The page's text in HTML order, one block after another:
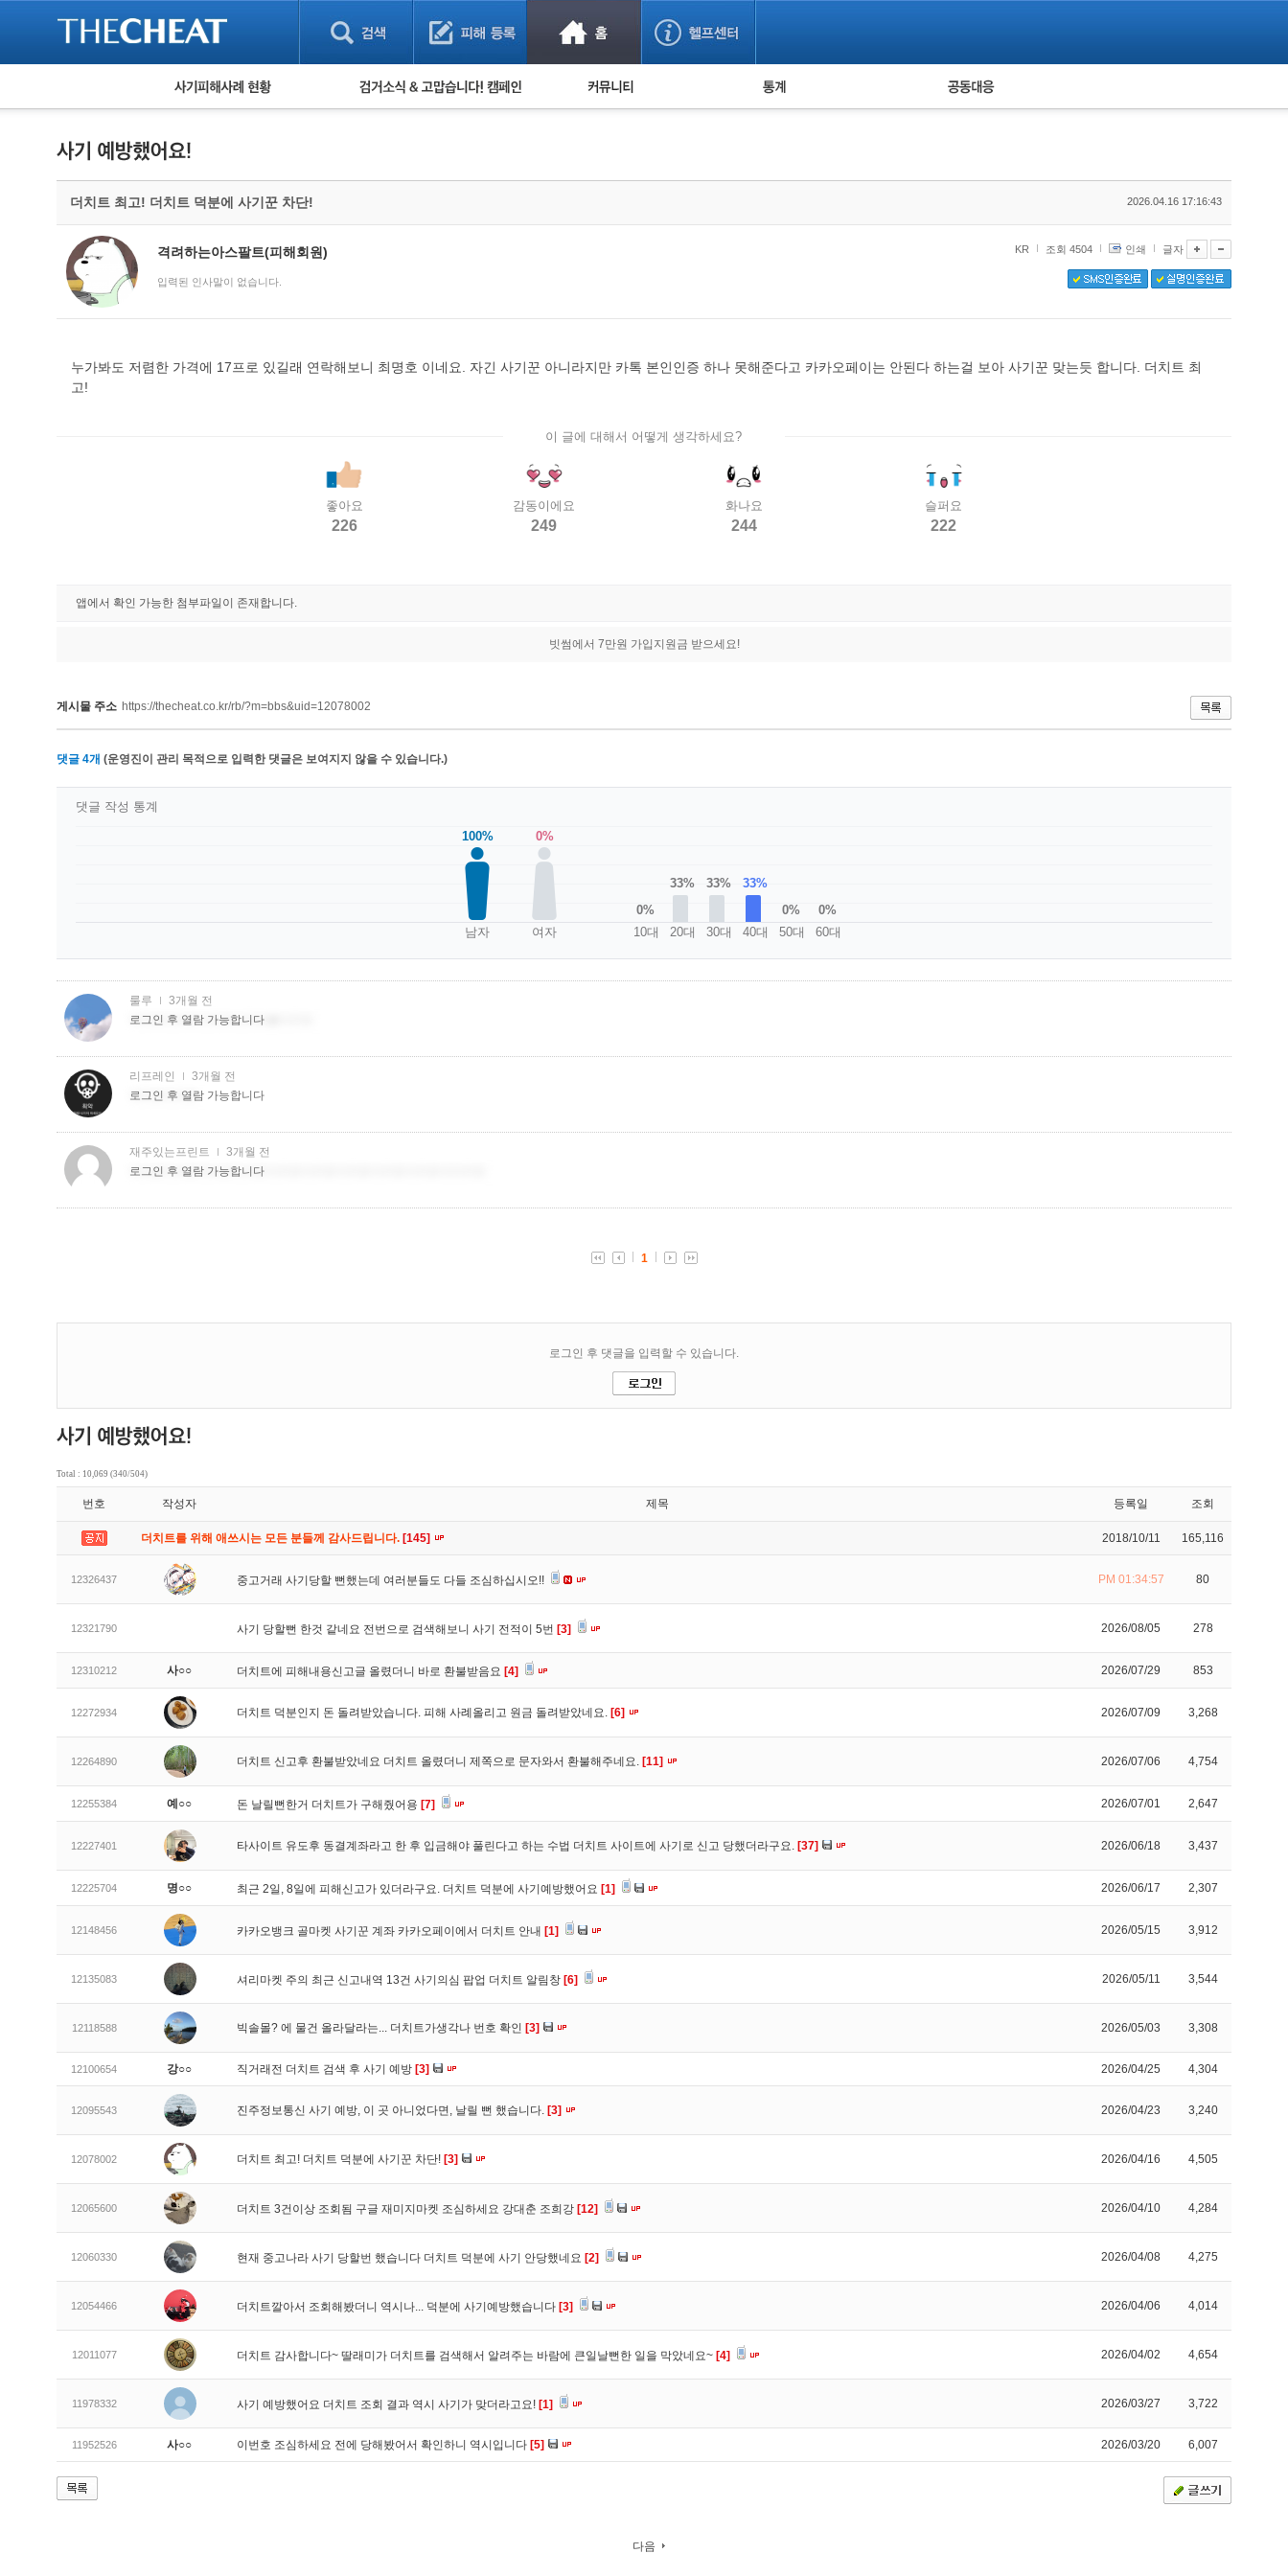
피해사례 현황
게임 · 비실물 피해사례
보이스피싱 피해사례
유해사이트 목록
비공개 피해사례
워킹홀리데이 피해사례
검거 소식 사기 예방했어요! 누적 피해사례 통계 피해자 공동대응
더치트 최고! 더치트 덕분에 사기꾼 차단! 2026.04.16 17:16:43
격려하는아스팔트(피해회원)
입력된 인사말이 없습니다.
KR 조회 4504 인쇄 글자
누가봐도 저렴한 가격에 17프로 있길래 연락해보니 최명호 이네요. 자긴 사기꾼 아니라지만 카톡 본인인증 하나 못해준다고 카카오페이는 안된다 하는걸 보아 사기꾼 맞는듯 합니다. 더치트 최
고!
이 글에 대해서 어떻게 생각하세요?
좋아요
226
감동이에요
249
화나요
244
슬퍼요
222
앱에서 확인 가능한 첨부파일이 존재합니다.
빗썸에서 7만원 가입지원금 받으세요!
게시물 주소 https://thecheat.co.kr/rb/?m=bbs&uid=12078002
댓글 4개 (운영진이 관리 목적으로 입력한 댓글은 보여지지 않을 수 있습니다.)
100%
남자
0%
여자
0%
10대
33%
20대
33%
30대
33%
40대
0%
50대
0%
60대
댓글 작성 통계
Total : 10,069 (340/504)
번호 작성자 제목 등록일 조회
더치트를 위해 애쓰시는 모든 분들께 감사드립니다. [145] 2018/10/11 165,116
12326437 중고거래 사기당할 뻔했는데 여러분들도 다들 조심하십시오!! PM 01:34:57 80
12321790 사기 당할뻔 한것 같네요 전번으로 검색해보니 사기 전적이 5번 [3] 2026/08/05 278
12310212 사○○ 더치트에 피해내용신고글 올렸더니 바로 환불받음요 [4] 2026/07/29 853
12272934 더치트 덕분인지 돈 돌려받았습니다. 피해 사례올리고 원금 돌려받았네요. [6] 2026/07/09 3,268
12264890 더치트 신고후 환불받았네요 더치트 올렸더니 제쪽으로 문자와서 환불해주네요. [11] 2026/07/06 4,754
12255384 예○○ 돈 날릴뻔한거 더치트가 구해줬어용 [7] 2026/07/01 2,647
12227401 타사이트 유도후 동결계좌라고 한 후 입금해야 풀린다고 하는 수법 더치트 사이트에 사기로 신고 당했더라구요. [37] 2026/06/18 3,437
12225704 명○○ 최근 2일, 8일에 피해신고가 있더라구요. 더치트 덕분에 사기예방했어요 [1] 2026/06/17 2,307
12148456 카카오뱅크 골마켓 사기꾼 계좌 카카오페이에서 더치트 안내 [1] 2026/05/15 3,912
12135083 셔리마켓 주의 최근 신고내역 13건 사기의심 팝업 더치트 알림창 [6] 2026/05/11 3,544
12118588 빅솔몰? 에 물건 올라달라는... 더치트가생각나 번호 확인 [3] 2026/05/03 3,308
12100654 강○○ 직거래전 더치트 검색 후 사기 예방 [3] 2026/04/25 4,304
12095543 진주정보통신 사기 예방, 이 곳 아니었다면, 날릴 뻔 했습니다. [3] 2026/04/23 3,240
12078002 더치트 최고! 더치트 덕분에 사기꾼 차단! [3] 2026/04/16 4,505
12065600 더치트 3건이상 조회됨 구글 재미지마켓 조심하세요 강대춘 조희강 [12] 2026/04/10 4,284
12060330 현재 중고나라 사기 당할번 했습니다 더치트 덕분에 사기 안당했네요 [2] 2026/04/08 4,275
12054466 더치트깔아서 조회해봤더니 역시나... 덕분에 사기예방했습니다 [3] 2026/04/06 4,014
12011077 더치트 감사합니다~ 딸래미가 더치트를 검색해서 알려주는 바람에 큰일날뻔한 일을 막았네요~ [4] 2026/04/02 4,654
11978332 사기 예방했어요 더치트 조회 결과 역시 사기가 맞더라고요! [1] 2026/03/27 3,722
11952526 사○○ 이번호 조심하세요 전에 당해봤어서 확인하니 역시입니다 [5] 2026/03/20 6,007
다음